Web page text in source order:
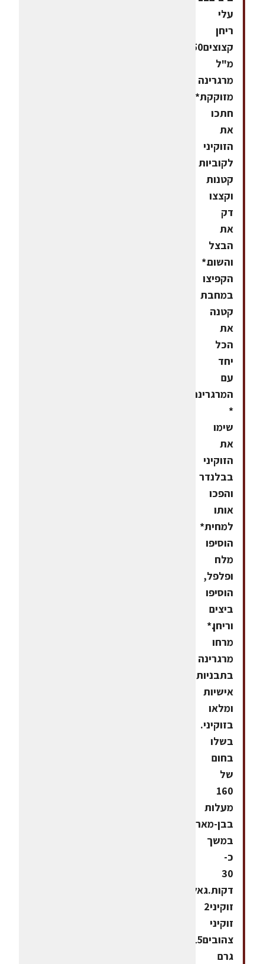
עלי
ריחן
קצוצים50
מ"ל
מרגרינה
מזוקקת*
חתכו
את
הזוקיני
לקוביות
קטנות
וקצצו
דק
את
הבצל
והשום.*
הקפיצו
במחבת
קטנה
את
הכל
יחד
עם
המרגרינה
*
שימו
את
הזוקיני
בבלנדר
והפכו
אותו
למחית*
הוסיפו
מלח
ופלפל,
הוסיפו
ביצים
וריחן.*
מרחו
מרגרינה
בתבניות
אישיות
ומלאו
בזוקיני.
בשלו
בחום
של
160
מעלות
בבן-מארי
במשך
כ-
30
דקות.גאלט
זוקיני2
זוקיני
צהובים15
גרם